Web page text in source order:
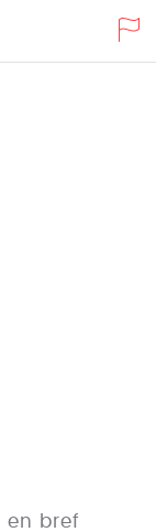
en bref